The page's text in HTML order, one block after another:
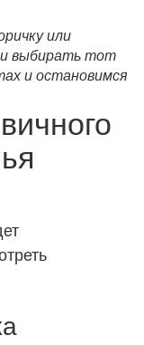
или
выбирать тот
и остановимся